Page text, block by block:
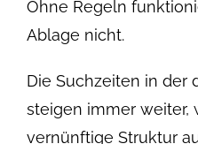
Ohne Regeln
Ablage nicht.
Die Suchzeiten in der
steigen immer weiter,
vernünftige Struktur